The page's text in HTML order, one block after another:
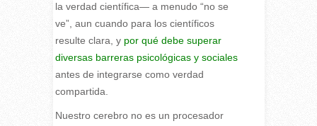
la verdad científica— a menudo “no se
ve”, aun cuando para los científicos
resulte clara, ypor qué debe superar
diversas barreras psicológicas y sociales
antes de integrarse como verdad
compartida.
Nuestro cerebro no es un procesador